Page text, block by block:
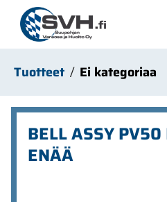
Siirry pääsisältöön
Tuotteet Ei kategoriaa
BELL ASSY
ENÄÄ